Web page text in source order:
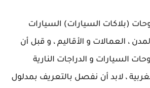
(بلاكات السيارات) السيارات
، العمالات و الأقاليم ، و قبل أن
السيارات و الدراجات النارية
، لابد أن نفصل بالتعريف بمدلول